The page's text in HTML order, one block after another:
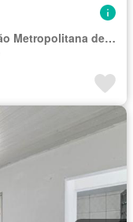
Região Imediata de São Paulo, Região Metropolitana de São Paulo